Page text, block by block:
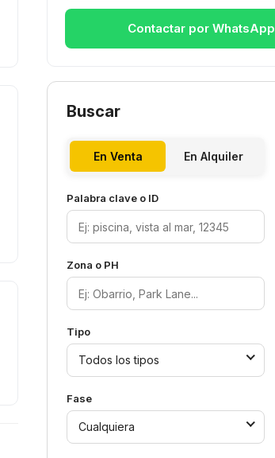
Contactar por WhatsApp
Buscar
En Venta En Alquiler
Palabra clave o ID
Zona o PH
Tipo
Todos los tipos
Fase
Cualquiera